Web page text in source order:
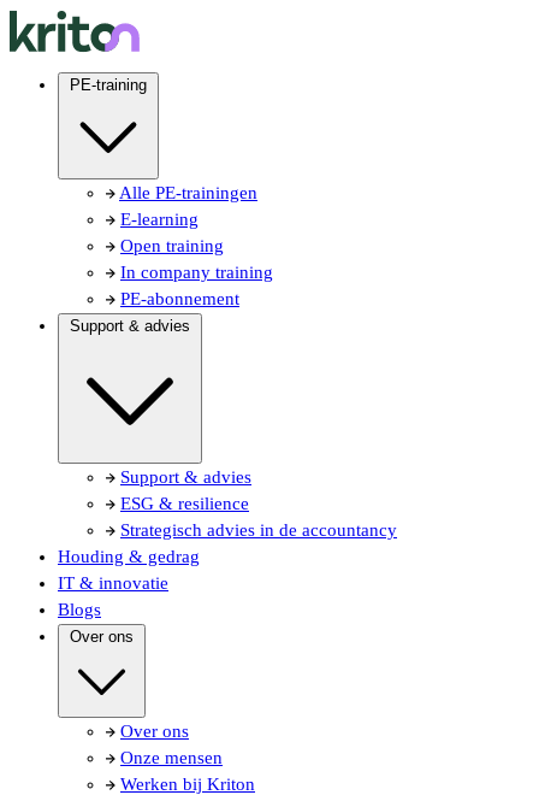
PE-training
Alle PE-trainingen
E-learning
Open training
In company training
PE-abonnement
Support & advies
Support & advies
ESG & resilience
Strategisch advies in de accountancy
Houding & gedrag
IT & innovatie
Blogs
Over ons
Over ons
Onze mensen
Werken bij Kriton